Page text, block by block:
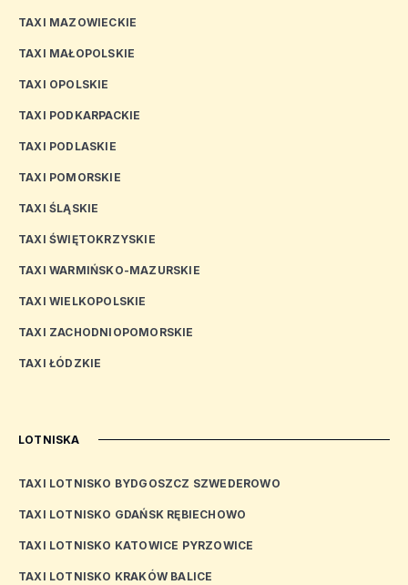
TAXI MAZOWIECKIE
TAXI MAŁOPOLSKIE
TAXI OPOLSKIE
TAXI PODKARPACKIE
TAXI PODLASKIE
TAXI POMORSKIE
TAXI ŚLĄSKIE
TAXI ŚWIĘTOKRZYSKIE
TAXI WARMIŃSKO-MAZURSKIE
TAXI WIELKOPOLSKIE
TAXI ZACHODNIOPOMORSKIE
TAXI ŁÓDZKIE
LOTNISKA
TAXI LOTNISKO BYDGOSZCZ SZWEDEROWO
TAXI LOTNISKO GDAŃSK RĘBIECHOWO
TAXI LOTNISKO KATOWICE PYRZOWICE
TAXI LOTNISKO KRAKÓW BALICE